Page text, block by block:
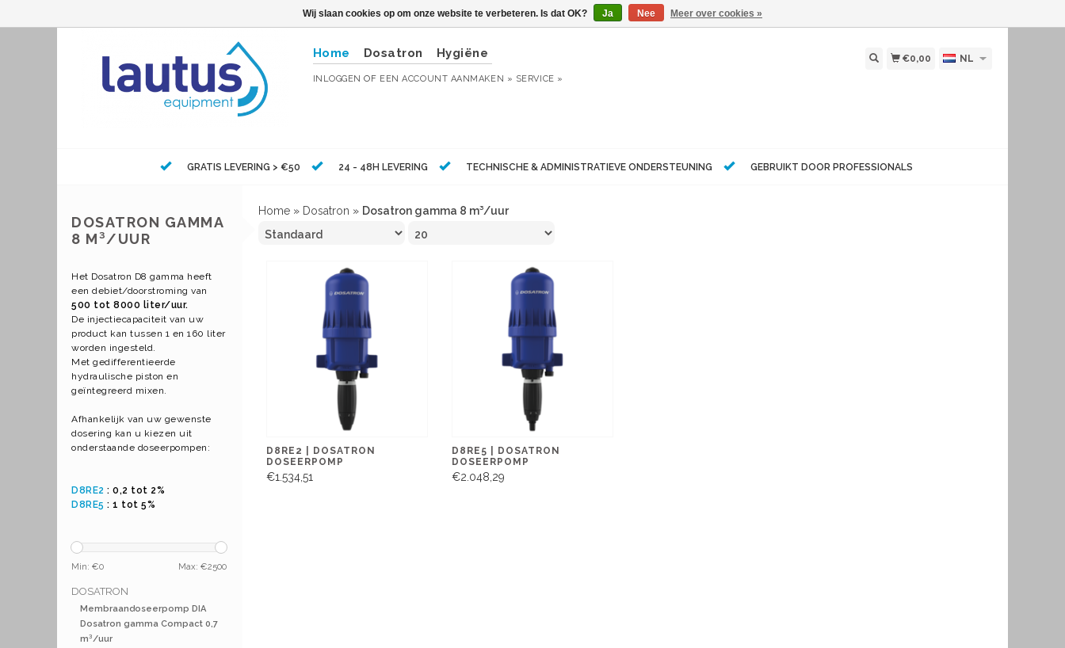
Home Dosatron Hygiëne
INLOGGEN OF EEN ACCOUNT AANMAKEN » SERVICE »
€0,00 NL
GRATIS LEVERING > €50 24 - 48H LEVERING TECHNISCHE & ADMINISTRATIEVE ONDERSTEUNING GEBRUIKT DOOR PROFESSIONALS
DOSATRON GAMMA
8 M³/UUR
Het Dosatron D8 gamma heeft
een debiet/doorstroming van
500 tot 8000 liter/uur.
De injectiecapaciteit van uw
product kan tussen 1 en 160 liter
worden ingesteld.
Met gedifferentieerde
hydraulische piston en
geïntegreerd mixen.
Afhankelijk van uw gewenste
dosering kan u kiezen uit
onderstaande doseerpompen:
D8RE2 : 0,2 tot 2%
D8RE5 : 1 tot 5%
Min: €0 Max: €2500
DOSATRON
Membraandoseerpomp DIA
Dosatron gamma Compact 0,7
m³/uur
Home » Dosatron » Dosatron gamma 8 m³/uur
D8RE2 | DOSATRON
DOSEERPOMP
€1.534,51
D8RE5 | DOSATRON
DOSEERPOMP
€2.048,29
Wij slaan cookies op om onze website te verbeteren. Is dat OK? Ja Nee Meer over cookies »